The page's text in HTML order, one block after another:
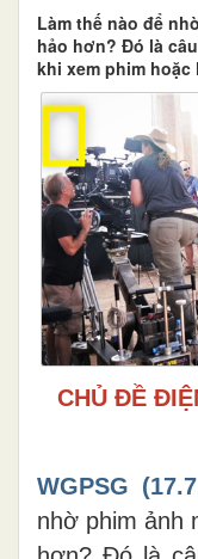
Làm thế nào để
hảo hơn? Đó là
khi xem phim hoặc
CHỦ ĐỀ
WGPSG
nhờ phim ảnh